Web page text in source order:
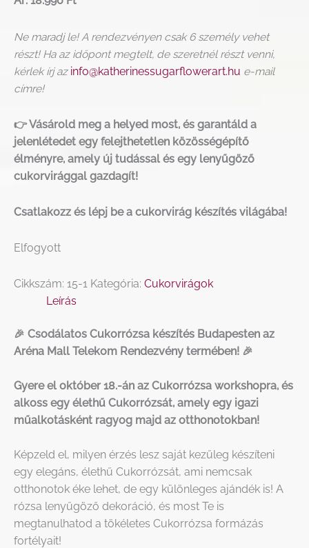
Ne maradj le! A rendezvényen csak 6 személy vehet
részt! Ha az időpont megtelt, de szeretnél részt venni,
kérlek írj az info@katherinessugarflowerart.hu e-mail
címre!
👉 Vásárold meg a helyed most, és garantáld a
jelenlétedet egy felejthetetlen közösségépítő
élményre, amely új tudással és egy lenyűgöző
cukorvirággal gazdagít!
Csatlakozz és lépj be a cukorvirág készítés világába!
Elfogyott
Cikkszám: 15-1 Kategória: Cukorvirágok
Leírás
🎉 Csodálatos Cukorrózsa készítés Budapesten az
Aréna Mall Telekom Rendezvény termében! 🎉
Gyere el október 18.-án az Cukorrózsa workshopra, és
alkoss egy élethű Cukorrózsát, amely egy igazi
műalkotásként ragyog majd az otthonotokban!
Képzeld el, milyen érzés lesz saját kezűleg készíteni
egy elegáns, élethű Cukorrózsát, ami nemcsak
otthonotok éke lehet, de egy különleges ajándék is! A
rózsa lenyűgöző dekoráció, és most Te is
megtanulhatod a tökéletes Cukorrózsa formázás
fortélyait!